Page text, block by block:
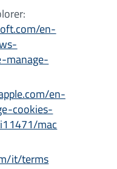
en-
manage-
en-
cookies-
mac
it/terms